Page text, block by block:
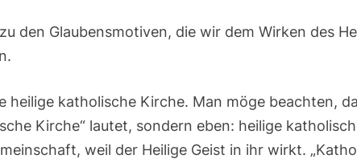
den Glaubensmotiven, die wir dem Wirken des
heilige katholische Kirche. Man möge beachten,
Kirche“ lautet, sondern eben: heilige
weil der Heilige Geist in ihr wirkt.